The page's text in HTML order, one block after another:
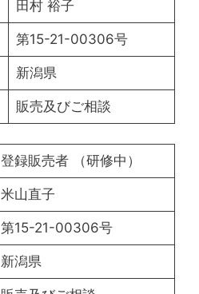
田村 裕子
第15-21-00306号
新潟県
販売及びご相談
登録販売者 （研修中）
米山直子
第15-21-00306号
新潟県